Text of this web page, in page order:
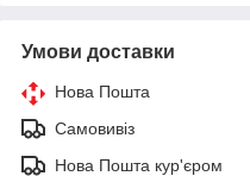
Умови доставки
Нова Пошта
Самовивіз
Нова Пошта кур'єром